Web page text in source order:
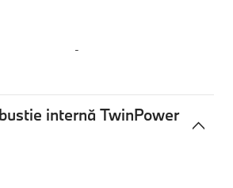
-
internă TwinPower